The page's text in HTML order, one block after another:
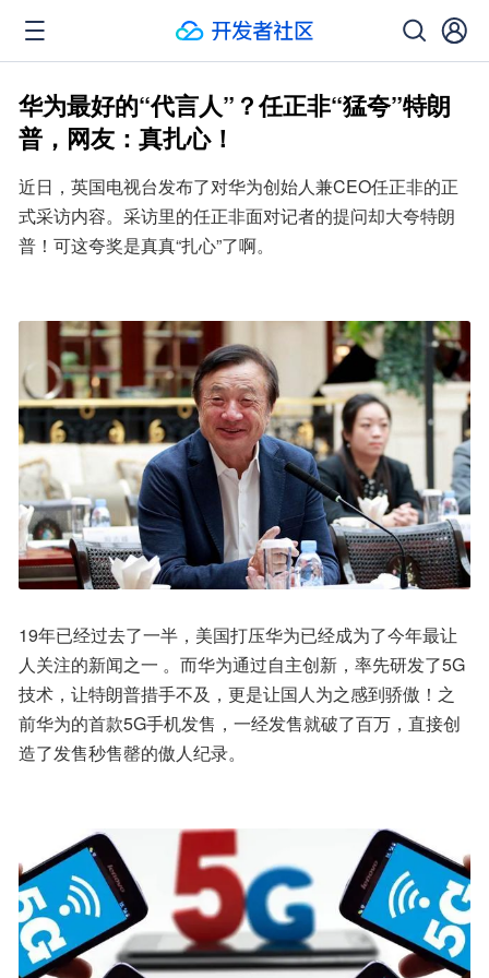
华为最好的“代言人”？任正非“猛夸”特朗
普，网友：真扎心！
近日，英国电视台发布了对华为创始人兼CEO任正非的正
式采访内容。采访里的任正非面对记者的提问却大夸特朗
普！可这夸奖是真真“扎心”了啊。
19年已经过去了一半，美国打压华为已经成为了今年最让
人关注的新闻之一 。而华为通过自主创新，率先研发了5G
技术，让特朗普措手不及，更是让国人为之感到骄傲！之
前华为的首款5G手机发售，一经发售就破了百万，直接创
造了发售秒售罄的傲人纪录。